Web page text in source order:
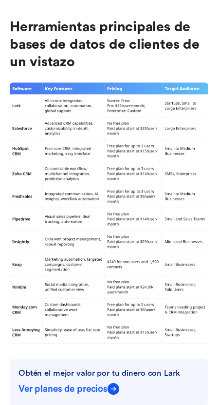
Herramientas principales de
bases de datos de clientes de
un vistazo
Obtén el mejor valor por tu dinero con Lark
Ver planes de precios